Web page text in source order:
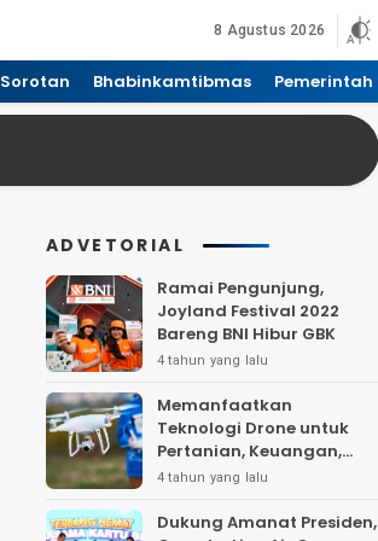
8 Agustus 2026
Sorotan Bhabinkamtibmas Pemerintah
ADVETORIAL
Ramai Pengunjung,
Joyland Festival 2022
Bareng BNI Hibur GBK
4 tahun yang lalu
Memanfaatkan
Teknologi Drone untuk
Pertanian, Keuangan,
Pertambangan, Real
Telekomunikasi.
4 tahun yang lalu
Dukung Amanat Presiden,